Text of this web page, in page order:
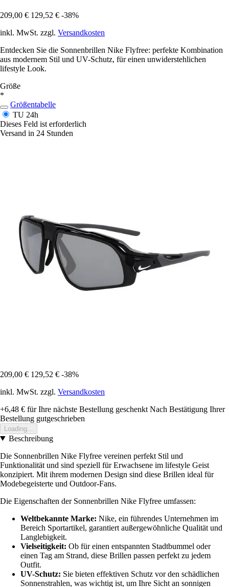
209,00 € 129,52 € -38%
inkl. MwSt. zzgl. Versandkosten
Entdecken Sie die Sonnenbrillen Nike Flyfree: perfekte Kombination
aus modernem Stil und UV-Schutz, für einen unwiderstehlichen
lifestyle Look.
Größe
*
Größentabelle
TU 24h
Dieses Feld ist erforderlich
Versand in 24 Stunden
209,00 € 129,52 € -38%
inkl. MwSt. zzgl. Versandkosten
+6,48 € für Ihre nächste Bestellung geschenkt Nach Bestätigung Ihrer
Bestellung gutgeschrieben
Loading...
Beschreibung
Die Sonnenbrillen Nike Flyfree vereinen perfekt Stil und
Funktionalität und sind speziell für Erwachsene im lifestyle Geist
konzipiert. Mit ihrem modernen Design sind diese Brillen ideal für
Modebegeisterte und Outdoor-Fans.
Die Eigenschaften der Sonnenbrillen Nike Flyfree umfassen:
Weltbekannte Marke: Nike, ein führendes Unternehmen im
Bereich Sportartikel, garantiert außergewöhnliche Qualität und
Langlebigkeit.
Vielseitigkeit: Ob für einen entspannten Stadtbummel oder
einen Tag am Strand, diese Brillen passen perfekt zu jedem
Outfit.
UV-Schutz: Sie bieten effektiven Schutz vor den schädlichen
Sonnenstrahlen, was wichtig ist, um Ihre Sicht an sonnigen